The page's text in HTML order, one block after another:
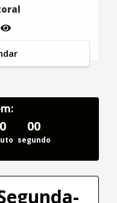
00
segundo